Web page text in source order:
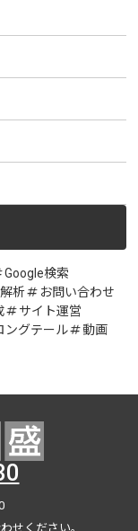
Google検索
析
お問い合わせ
サイト運営
ングテール
動画
せください。